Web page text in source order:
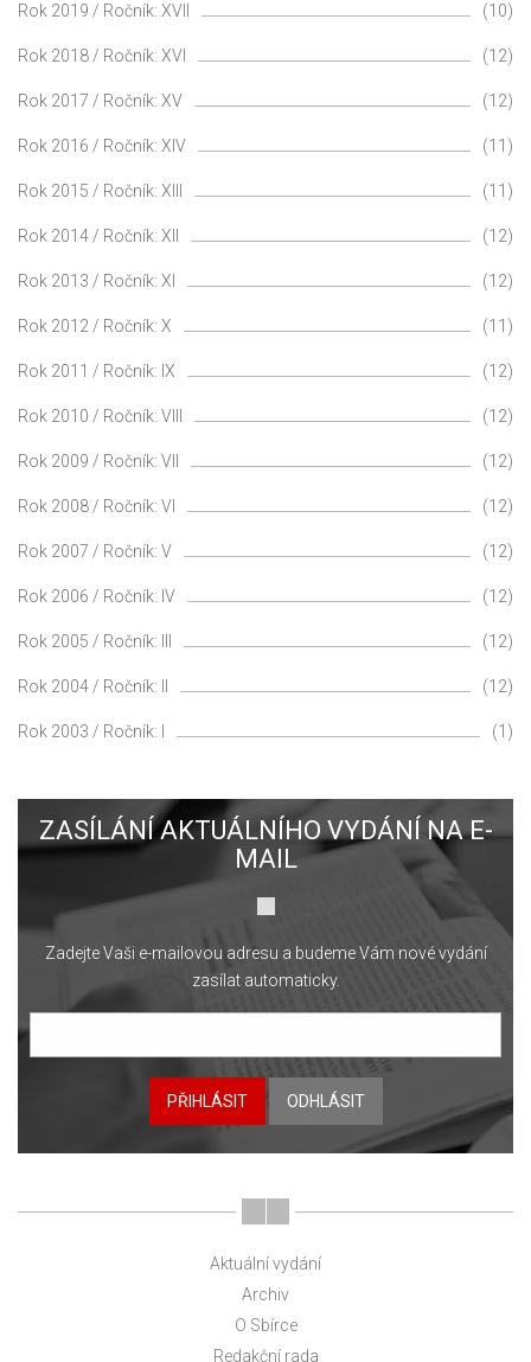
Rok 2019 / Ročník: XVII (10)
Rok 2018 / Ročník: XVI (12)
Rok 2017 / Ročník: XV (12)
Rok 2016 / Ročník: XIV (11)
Rok 2015 / Ročník: XIII (11)
Rok 2014 / Ročník: XII (12)
Rok 2013 / Ročník: XI (12)
Rok 2012 / Ročník: X (11)
Rok 2011 / Ročník: IX (12)
Rok 2010 / Ročník: VIII (12)
Rok 2009 / Ročník: VII (12)
Rok 2008 / Ročník: VI (12)
Rok 2007 / Ročník: V (12)
Rok 2006 / Ročník: IV (12)
Rok 2005 / Ročník: III (12)
Rok 2004 / Ročník: II (12)
Rok 2003 / Ročník: I (1)
ZASÍLÁNÍ AKTUÁLNÍHO VYDÁNÍ NA E-
MAIL
Zadejte Vaši e-mailovou adresu a budeme Vám nové vydání
zasílat automaticky.
PŘIHLÁSIT ODHLÁSIT
Aktuální vydání
Archiv
O Sbírce
Redakční rada